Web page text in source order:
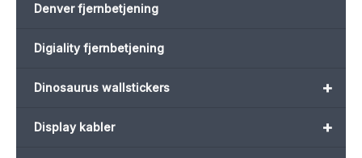
Denver fjernbetjening
Digiality fjernbetjening
+
Dinosaurus wallstickers
+
Display kabler